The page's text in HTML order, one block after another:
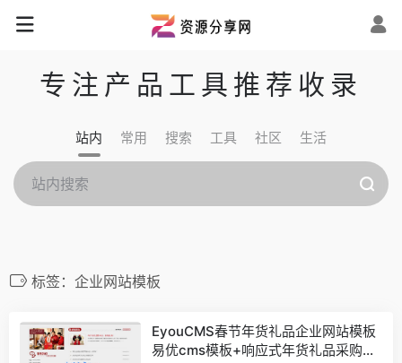
专注产品工具推荐收录
站内 常用 搜索 工具 社区 生活
标签：企业网站模板
EyouCMS春节年货礼品企业网站模板
易优cms模板+响应式年货礼品采购批